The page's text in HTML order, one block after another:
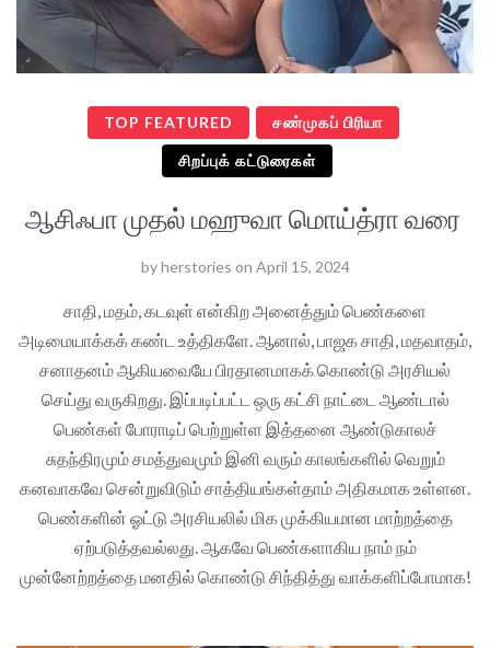
TOP FEATURED சண்முகப் பிரியா
சிறப்புக் கட்டுரைகள்
ஆசிஃபா முதல் மஹுவா மொய்த்ரா வரை
byherstories on April 15, 2024
சாதி, மதம், கடவுள் என்கிற அனைத்தும் பெண்களை
அடிமையாக்கக் கண்ட உத்திகளே. ஆனால், பாஜக சாதி, மதவாதம்,
சனாதனம் ஆகியவையே பிரதானமாகக் கொண்டு அரசியல்
செய்து வருகிறது. இப்படிப்பட்ட ஒரு கட்சி நாட்டை ஆண்டால்
பெண்கள் போராடிப் பெற்றுள்ள இத்தனை ஆண்டுகாலச்
சுதந்திரமும் சமத்துவமும் இனி வரும் காலங்களில் வெறும்
கனவாகவே சென்றுவிடும் சாத்தியங்கள்தாம் அதிகமாக உள்ளன.
பெண்களின் ஓட்டு அரசியலில் மிக முக்கியமான மாற்றத்தை
ஏற்படுத்தவல்லது. ஆகவே பெண்களாகிய நாம் நம்
முன்னேற்றத்தை மனதில் கொண்டு சிந்தித்து வாக்களிப்போமாக!